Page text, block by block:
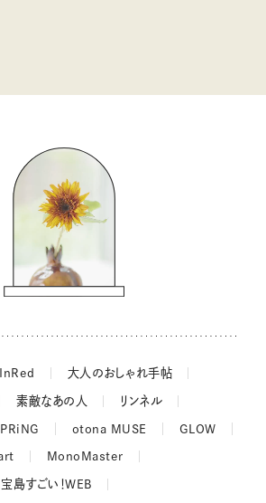
し
探し
気分
のアソビゴコロ
週もお疲れ様つまみ
InRed 大人のおしゃれ手帖
素敵なあの人 リンネル
otona MUSE GLOW
MonoMaster
宝島すごい！WEB